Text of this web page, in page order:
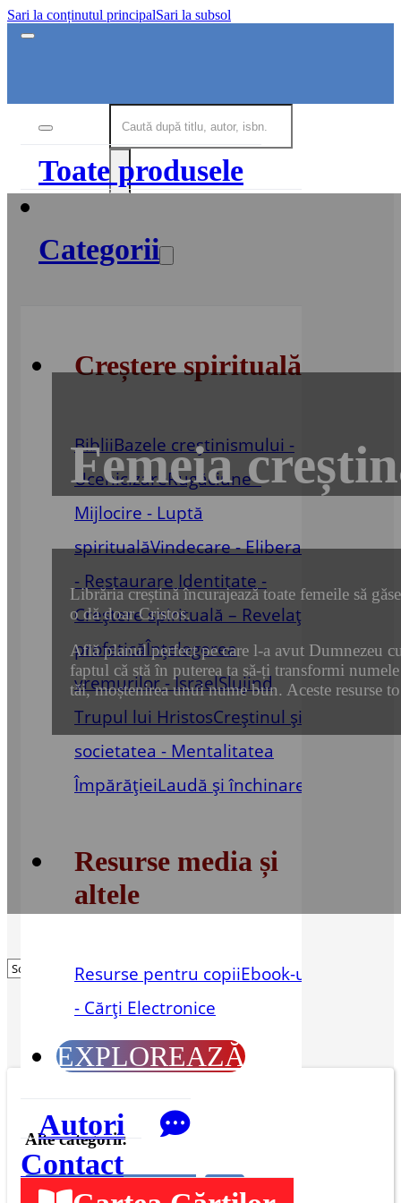
Sari la conținutul principalSari la subsol
Toate produsele
Categorii
Creștere spirituală
BibliiBazele creștinismului -
UcenicizareRugăciune -
Mijlocire - Luptă
spiritualăVindecare - Eliberare
- Restaurare Identitate -
Creștere spirituală – Revelație
profeticăÎnțelegerea
vremurilor - IsraelSlujind
Trupul lui HristosCreștinul și
societatea - Mentalitatea
ÎmpărățieiLaudă și închinare
Resurse media și
altele
Resurse pentru copiiEbook-uri
- Cărți Electronice
EXPLOREAZĂ
Autori
Contact
Femeia
Librăria creștină încurajează toate femeile să
o dă doar Cristos.
Află planul perfect pe care l-a avut Dumnezeu
faptul că stă în puterea ta să-ți transformi
tăi, moștenirea unui nume bun. Aceste resurse
Alte categorii:
Bazele creștinismului
Biblii